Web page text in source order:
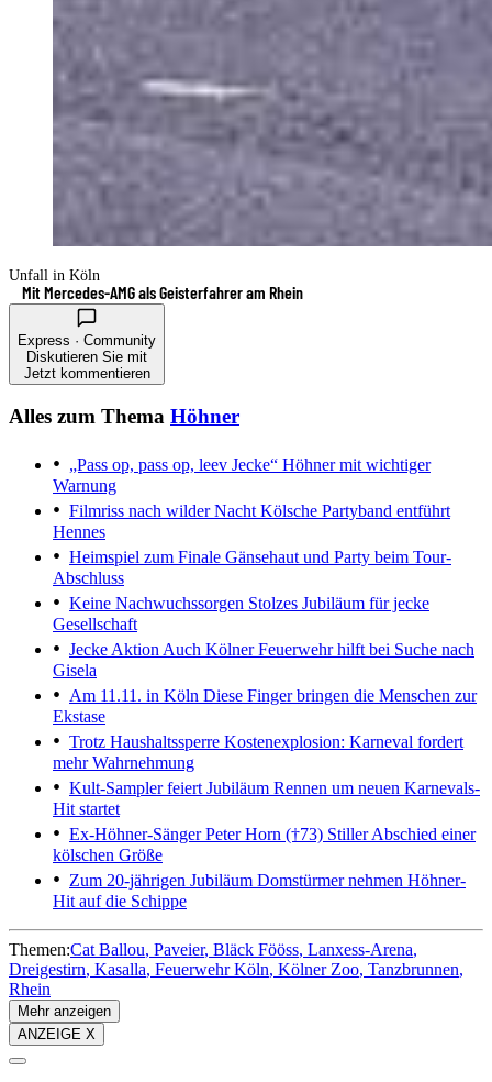
Unfall in Köln
Mit Mercedes-AMG als Geisterfahrer am Rhein
Express · Community
Diskutieren Sie mit
Jetzt kommentieren
Alles zum Thema Höhner
„Pass op, pass op, leev Jecke“ Höhner mit wichtiger
Warnung
Filmriss nach wilder Nacht Kölsche Partyband entführt
Hennes
Heimspiel zum Finale Gänsehaut und Party beim Tour-
Abschluss
Keine Nachwuchssorgen Stolzes Jubiläum für jecke
Gesellschaft
Jecke Aktion Auch Kölner Feuerwehr hilft bei Suche nach
Gisela
Am 11.11. in Köln Diese Finger bringen die Menschen zur
Ekstase
Trotz Haushaltssperre Kostenexplosion: Karneval fordert
mehr Wahrnehmung
Kult-Sampler feiert Jubiläum Rennen um neuen Karnevals-
Hit startet
Ex-Höhner-Sänger Peter Horn (†73) Stiller Abschied einer
kölschen Größe
Zum 20-jährigen Jubiläum Domstürmer nehmen Höhner-
Hit auf die Schippe
Themen:Cat Ballou Paveier Bläck Fööss Lanxess-Arena
Dreigestirn Kasalla Feuerwehr Köln Kölner Zoo Tanzbrunnen
Rhein
Mehr anzeigen
ANZEIGE X